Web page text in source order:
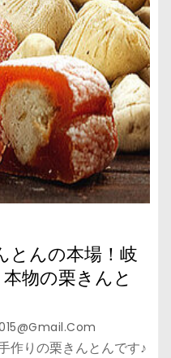
とんの本場！岐
物の栗きんと
作りの栗きんとんです♪